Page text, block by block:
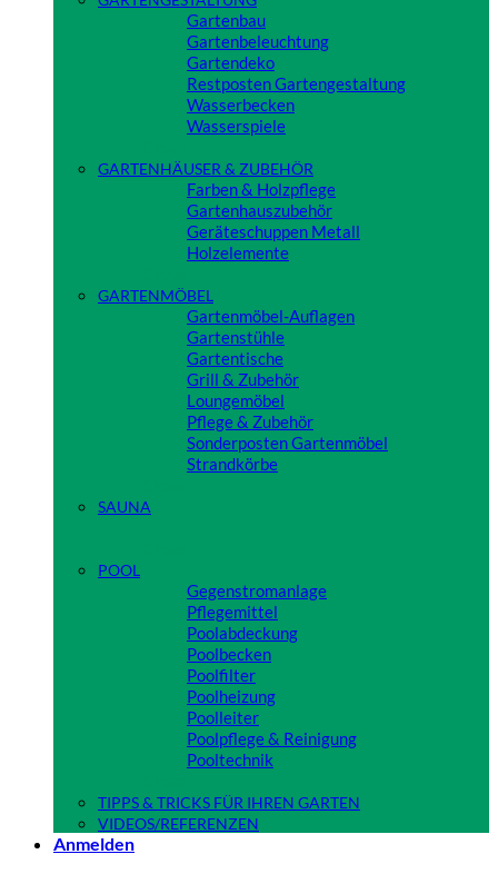
Gartenbau
Gartenbeleuchtung
Gartendeko
Restposten Gartengestaltung
Wasserbecken
Wasserspiele
GARTENHÄUSER & ZUBEHÖR
Farben & Holzpflege
Gartenhauszubehör
Geräteschuppen Metall
Holzelemente
GARTENMÖBEL
Gartenmöbel-Auflagen
Gartenstühle
Gartentische
Grill & Zubehör
Loungemöbel
Pflege & Zubehör
Sonderposten Gartenmöbel
Strandkörbe
SAUNA
POOL
Gegenstromanlage
Pflegemittel
Poolabdeckung
Poolbecken
Poolfilter
Poolheizung
Poolleiter
Poolpflege & Reinigung
Pooltechnik
TIPPS & TRICKS FÜR IHREN GARTEN
VIDEOS/REFERENZEN
Anmelden